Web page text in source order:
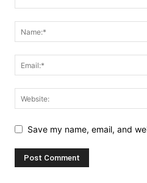
Save my name, email, and